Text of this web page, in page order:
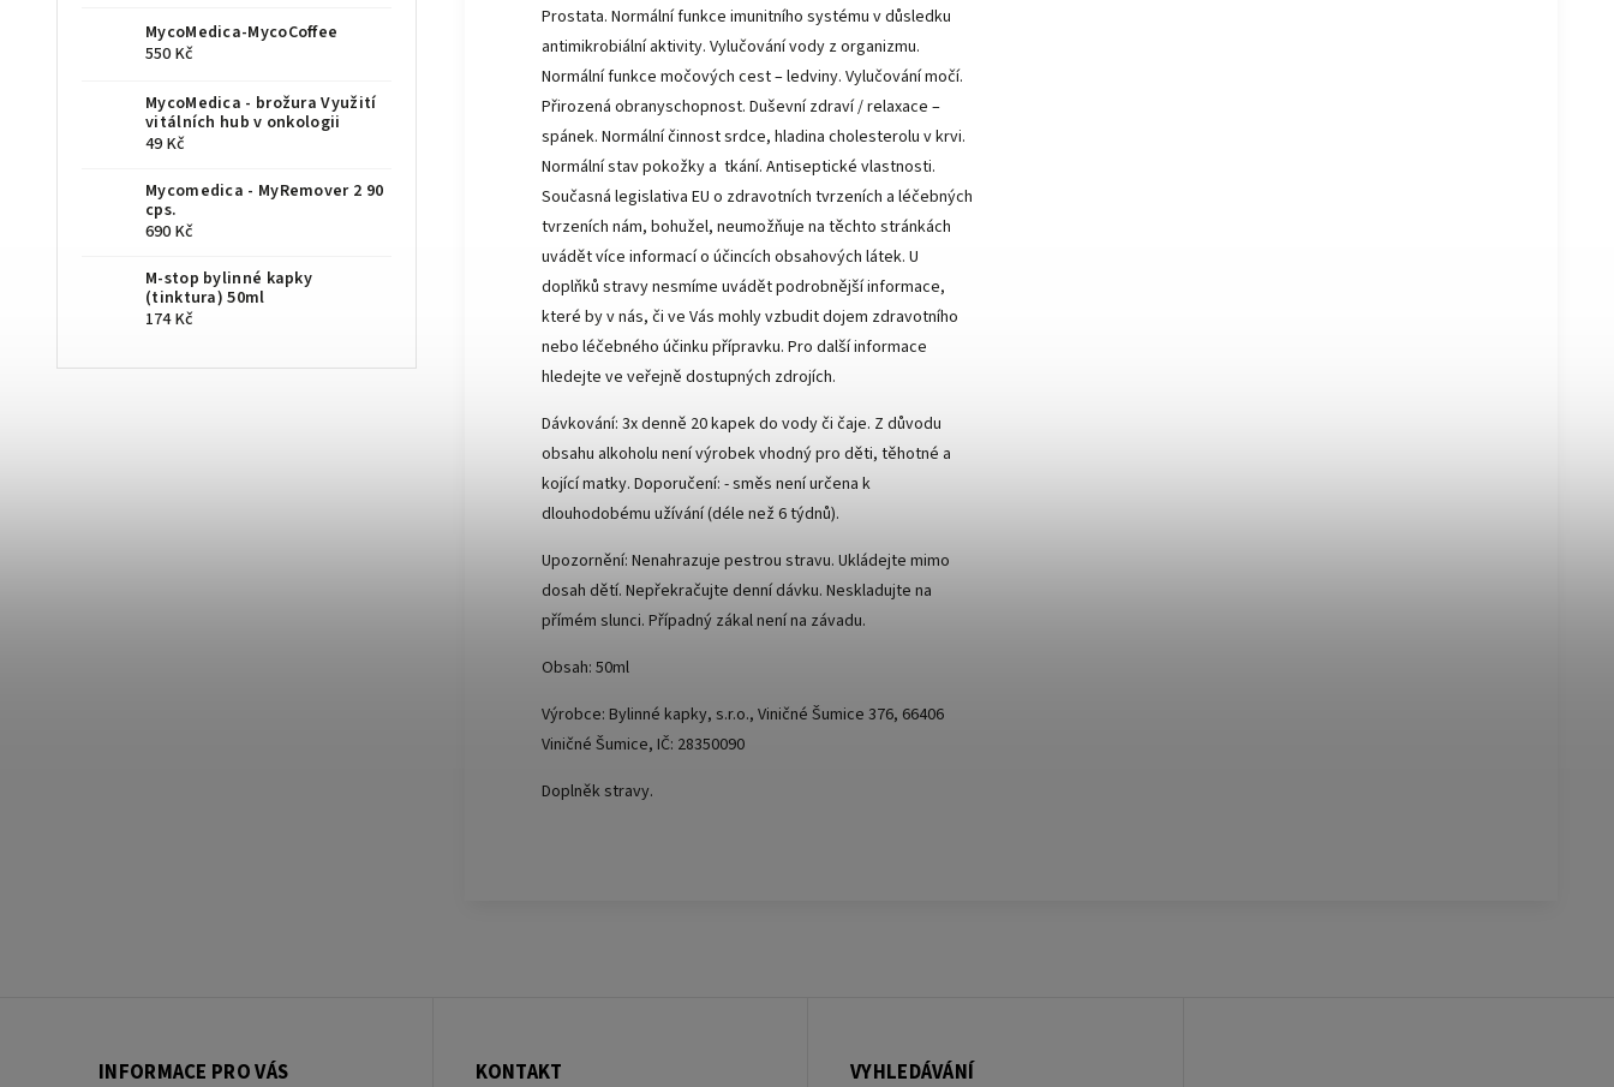
MycoMedica-MycoCoffee
550 Kč
MycoMedica - brožura Využití
vitálních hub v onkologii
49 Kč
Mycomedica - MyRemover 2 90
cps.
690 Kč
M-stop bylinné kapky
(tinktura) 50ml
174 Kč
Prostata. Normální funkce imunitního systému v důsledku
antimikrobiální aktivity. Vylučování vody z organizmu.
Normální funkce močových cest – ledviny. Vylučování močí.
Přirozená obranyschopnost. Duševní zdraví / relaxace –
spánek. Normální činnost srdce, hladina cholesterolu v krvi.
Normální stav pokožky a tkání. Antiseptické vlastnosti.
Současná legislativa EU o zdravotních tvrzeních a léčebných
tvrzeních nám, bohužel, neumožňuje na těchto stránkách
uvádět více informací o účincích obsahových látek. U
doplňků stravy nesmíme uvádět podrobnější informace,
které by v nás, či ve Vás mohly vzbudit dojem zdravotního
nebo léčebného účinku přípravku. Pro další informace
hledejte ve veřejně dostupných zdrojích.
Dávkování: 3x denně 20 kapek do vody či čaje. Z důvodu
obsahu alkoholu není výrobek vhodný pro děti, těhotné a
kojící matky. Doporučení: - směs není určena k
dlouhodobému užívání (déle než 6 týdnů).
Upozornění: Nenahrazuje pestrou stravu. Ukládejte mimo
dosah dětí. Nepřekračujte denní dávku. Neskladujte na
přímém slunci. Případný zákal není na závadu.
Obsah: 50ml
Výrobce: Bylinné kapky, s.r.o., Viničné Šumice 376, 66406
Viničné Šumice, IČ: 28350090
Doplněk stravy.
INFORMACE PRO VÁS KONTAKT VYHLEDÁVÁNÍ